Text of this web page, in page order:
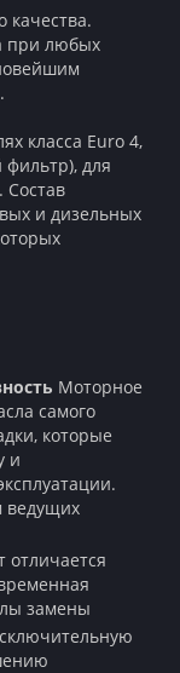
качества.
при любых
класса Euro 4,
фильтр), для
Состав
и дизельных
Моторное
самого
которые
и
ведущих
отличается
замены